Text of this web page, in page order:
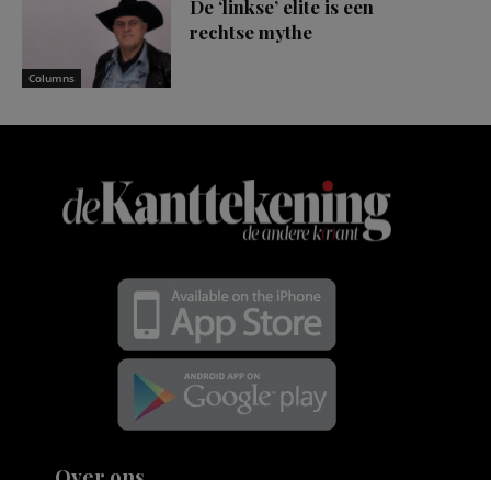
Columns
De ‘linkse’ elite is een
rechtse mythe